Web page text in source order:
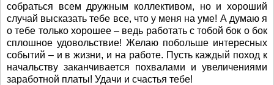
собраться всем дружным коллективом, но и хороший
случай высказать тебе все, что у меня на уме! А думаю я
о тебе только хорошее – ведь работать с тобой бок о бок
сплошное удовольствие! Желаю побольше интересных
событий – и в жизни, и на работе. Пусть каждый поход к
начальству заканчивается похвалами и увеличениями
заработной платы! Удачи и счастья тебе!